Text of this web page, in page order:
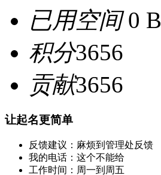
已用空间0 B
积分3656
贡献3656
让起名更简单
反馈建议：麻烦到管理处反馈
我的电话：这个不能给
工作时间：周一到周五